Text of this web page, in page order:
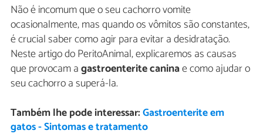
Não é incomum que o seu cachorro vomite
ocasionalmente, mas quando os vômitos são constantes,
é crucial saber como agir para evitar a desidratação.
Neste artigo do PeritoAnimal, explicaremos as causas
que provocam agastroenterite caninae como ajudar o
seu cachorro a superá-la.
Também lhe pode interessar:Gastroenterite em
gatos - Sintomas e tratamento